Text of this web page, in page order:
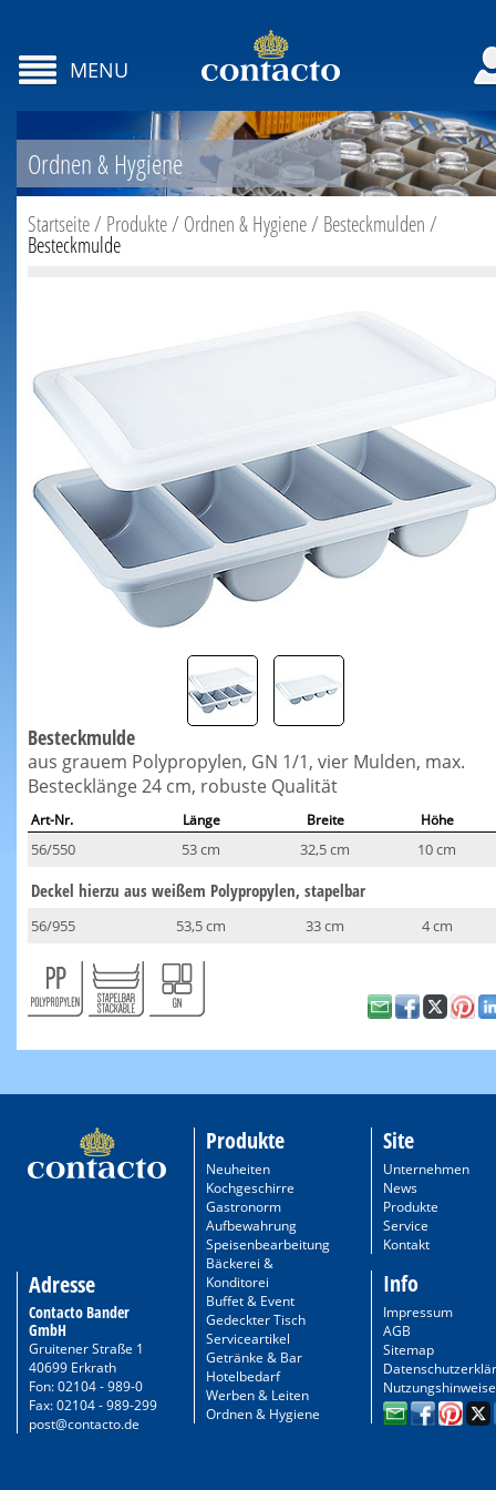
MENU
Ordnen & Hygiene
Startseite/ Produkte/ Ordnen & Hygiene/ Besteckmulden/
Besteckmulde
Besteckmulde
aus grauem Polypropylen, GN 1/1, vier Mulden, max.
Bestecklänge 24 cm, robuste Qualität
Art-Nr. Länge Breite Höhe
56/550 53 cm 32,5 cm 10 cm
Deckel hierzu aus weißem Polypropylen, stapelbar
56/955 53,5 cm 33 cm 4 cm
Adresse
Contacto Bander
GmbH
Gruitener Straße 1
40699 Erkrath
Fon: 02104 - 989-0
Fax: 02104 - 989-299
post@contacto.de
Produkte
Neuheiten
Kochgeschirre
Gastronorm
Aufbewahrung
Speisenbearbeitung
Bäckerei &
Konditorei
Buffet & Event
Gedeckter Tisch
Serviceartikel
Getränke & Bar
Hotelbedarf
Werben & Leiten
Ordnen & Hygiene
Site
Unternehmen
News
Produkte
Service
Kontakt
Info
Impressum
AGB
Sitemap
Nutzungshinweise